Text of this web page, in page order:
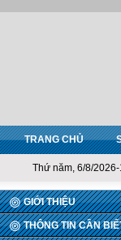
TRANG CHỦ
Thứ năm, 6/8/2026-
GIỚI THIỆU
THÔNG TIN CẦN